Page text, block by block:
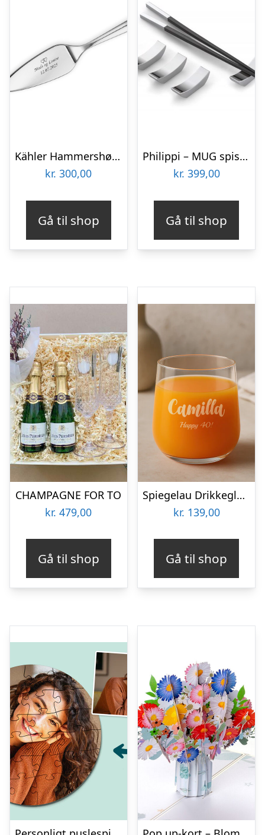
Kähler Hammershøi Kagespade L 28,5 cm
kr. 300,00
Gå til shop
Philippi – MUG spisepinde, 2 par
kr. 399,00
Gå til shop
CHAMPAGNE FOR TO
kr. 479,00
Gå til shop
Spiegelau Drikkeglas med Gravering – Egen Tekst
kr. 139,00
Gå til shop